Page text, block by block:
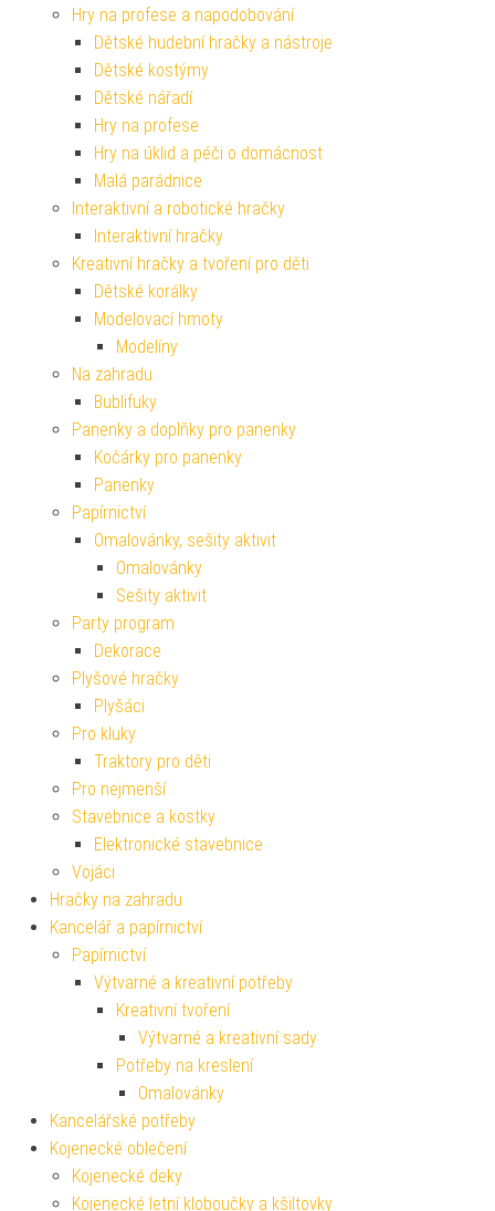
Hry na profese a napodobování
Dětské hudební hračky a nástroje
Dětské kostýmy
Dětské nářadí
Hry na profese
Hry na úklid a péči o domácnost
Malá parádnice
Interaktivní a robotické hračky
Interaktivní hračky
Kreativní hračky a tvoření pro děti
Dětské korálky
Modelovací hmoty
Modelíny
Na zahradu
Bublifuky
Panenky a doplňky pro panenky
Kočárky pro panenky
Panenky
Papírnictví
Omalovánky, sešity aktivit
Omalovánky
Sešity aktivit
Party program
Dekorace
Plyšové hračky
Plyšáci
Pro kluky
Traktory pro děti
Pro nejmenší
Stavebnice a kostky
Elektronické stavebnice
Vojáci
Hračky na zahradu
Kancelář a papírnictví
Papírnictví
Výtvarné a kreativní potřeby
Kreativní tvoření
Výtvarné a kreativní sady
Potřeby na kreslení
Omalovánky
Kancelářské potřeby
Kojenecké oblečení
Kojenecké deky
Kojenecké letní kloboučky a kšiltovky